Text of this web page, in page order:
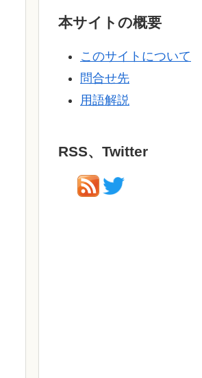
本サイトの概要
このサイトについて
問合せ先
用語解説
RSS、Twitter